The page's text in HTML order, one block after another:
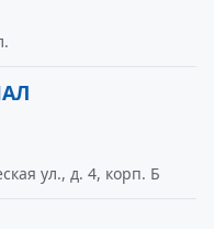
ул., д. 4, корп. Б